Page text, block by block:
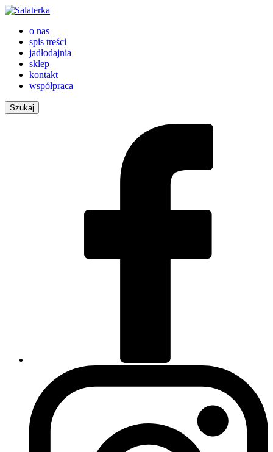
o nas
spis treści
jadłodajnia
sklep
kontakt
współpraca
Szukaj